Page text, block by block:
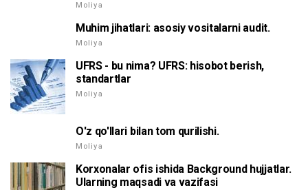
Moliya
Muhim jihatlari: asosiy vositalarni audit.
Moliya
UFRS - bu nima? UFRS: hisobot berish,
standartlar
Moliya
O'z qo'llari bilan tom qurilishi.
Moliya
Korxonalar ofis ishida Background hujjatlar.
Ularning maqsadi va vazifasi